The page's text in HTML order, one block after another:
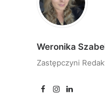
Weronika
Zastępczyni